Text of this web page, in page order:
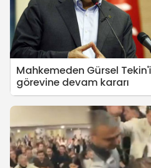
Mahkemeden Gürsel
görevine devam kararı